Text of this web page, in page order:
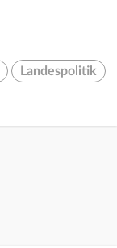
Landespolitik